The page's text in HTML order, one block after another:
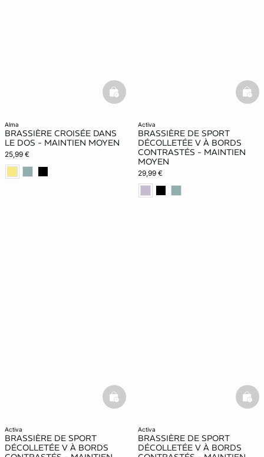
alma
BRASSIÈRE CROISÉE DANS
LE DOS - MAINTIEN MOYEN
25,99 €
basketfull
activa
BRASSIÈRE DE SPORT
DÉCOLLETÉE V À BORDS
CONTRASTÉS - MAINTIEN
MOYEN
29,99 €
activa
BRASSIÈRE DE SPORT
DÉCOLLETÉE V À BORDS
basketfull
activa
BRASSIÈRE DE SPORT
DÉCOLLETÉE V À BORDS